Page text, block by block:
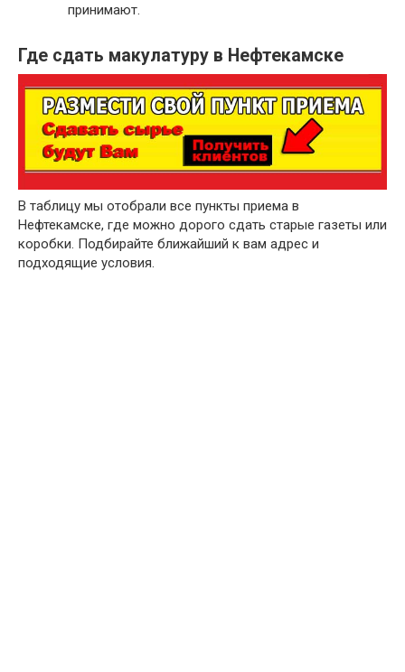
принимают.
Где сдать макулатуру в Нефтекамске
В таблицу мы отобрали все пункты приема в
Нефтекамске, где можно дорого сдать старые газеты или
коробки. Подбирайте ближайший к вам адрес и
подходящие условия.